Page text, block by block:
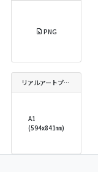
PNG
リアルアートプリントサイズ
A1
(594x841㎜)